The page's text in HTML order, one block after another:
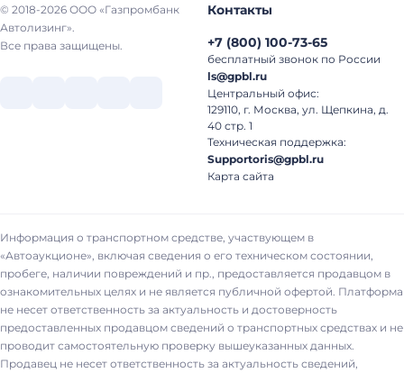
© 2018-2026 ООО «Газпромбанк
Автолизинг».
Все права защищены.
Контакты
+7 (800) 100-73-65
бесплатный звонок по России
ls@gpbl.ru
Центральный офис:
129110, г. Москва, ул. Щепкина, д.
40 стр. 1
Техническая поддержка:
Supportoris@gpbl.ru
Карта сайта
Информация о транспортном средстве, участвующем в
«Автоаукционе», включая сведения о его техническом состоянии,
пробеге, наличии повреждений и пр., предоставляется продавцом в
ознакомительных целях и не является публичной офертой. Платформа
не несет ответственность за актуальность и достоверность
предоставленных продавцом сведений о транспортных средствах и не
проводит самостоятельную проверку вышеуказанных данных.
Продавец не несет ответственность за актуальность сведений,